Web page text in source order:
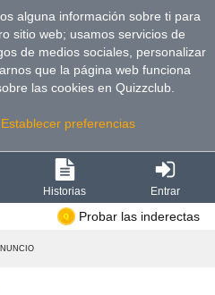
alguna información sobre ti para
sitio web; usamos servicios de
de medios sociales, personalizar
que la página web funciona
las cookies en Quizzclub.
Establecer preferencias
Historias Entrar
Probar las inderectas